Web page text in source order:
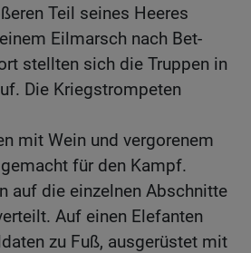
Teil seines Heeres
Eilmarsch nach Bet-
stellten sich die Truppen in
Die Kriegstrompeten
mit Wein und vergorenem
für den Kampf.
auf die einzelnen Abschnitte
Auf einen Elefanten
zu Fuß, ausgerüstet mit